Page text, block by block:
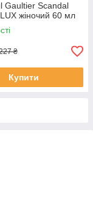
Gaultier Scandal
жіночий 60 мл
₴
Купити